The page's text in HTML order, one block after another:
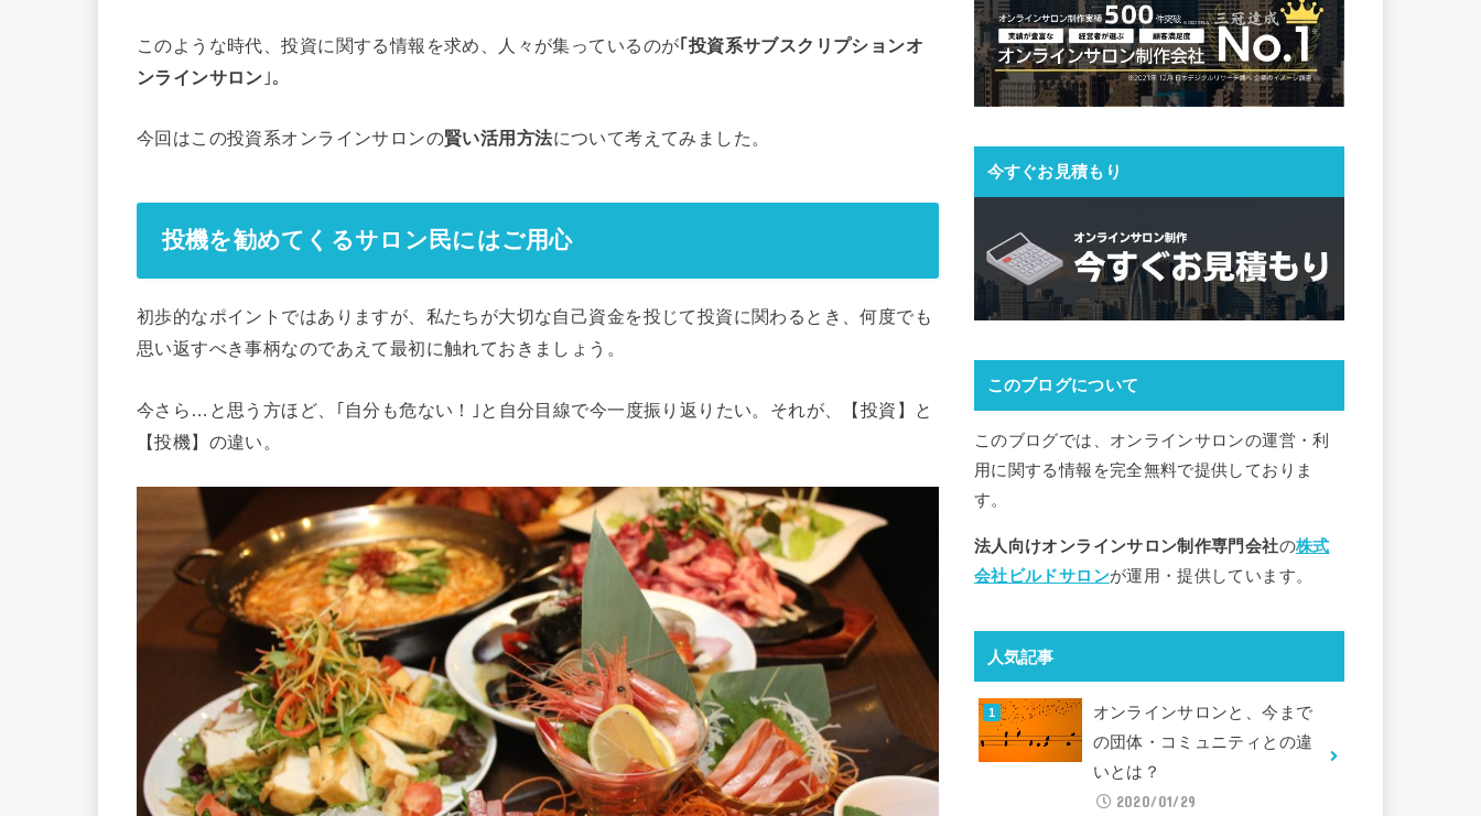
このような時代、投資に関する情報を求め、人々が集っているのが｢投資系サブスクリプションオ
ンラインサロン ｣。
今回はこの投資系オンラインサロンの賢い活用方法について考えてみました。
投機を勧めてくるサロン民にはご用心
初歩的なポイントではありますが、私たちが大切な自己資金を投じて投資に関わるとき、何度でも
思い返すべき事柄なのであえて最初に触れておきましょう。
今さら…と思う方ほど、｢自分も危ない！｣と自分目線で今一度振り返りたい。それが、【投資】と
【投機】の違い。
今すぐお見積もり
このブログについて
このブログでは、オンラインサロンの運営・利
用に関する情報を完全無料で提供しておりま
す。
法人向けオンラインサロン制作専門会社の株式
会社ビルドサロンが運用・提供しています。
人気記事
オンラインサロンと、今まで
の団体・コミュニティとの違
いとは？
2020/01/29